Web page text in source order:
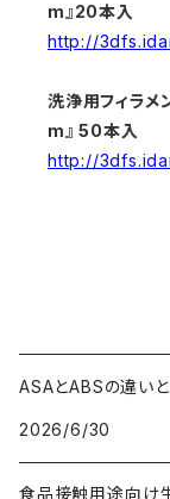
m』20本入
http://
洗浄用フィラ
m』 50本入
http://
ASAとABSの違い
2026/6/30
食品接触用途向け